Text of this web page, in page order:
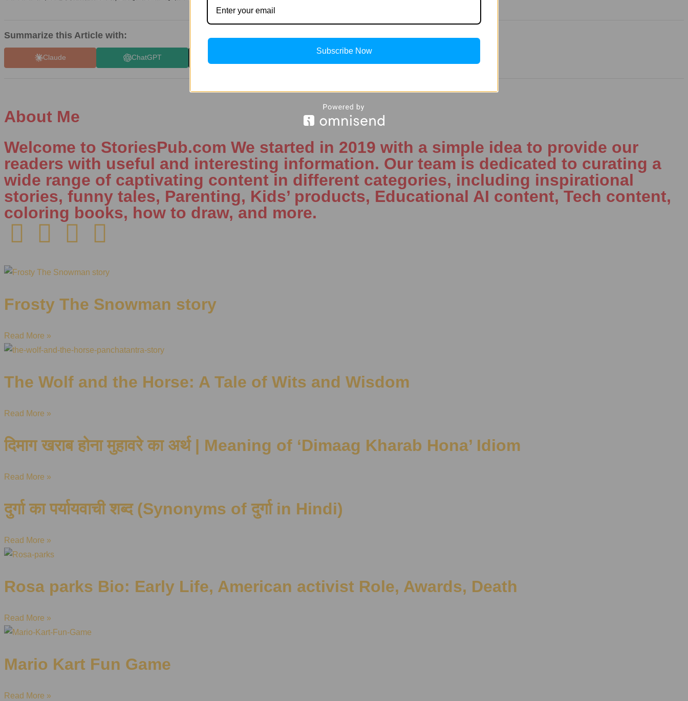
Summarize this Article with:
Claude ChatGPT
About Me
Welcome to StoriesPub.com We started in 2019 with a simple idea to provide our
readers with useful and interesting information. Our team is dedicated to curating a
wide range of captivating content in different categories, including inspirational
stories, funny tales, Parenting, Kids’ products, Educational AI content, Tech content,
coloring books, how to draw, and more.
Frosty The Snowman story
Read More »
The Wolf and the Horse: A Tale of Wits and Wisdom
Read More »
दिमाग खराब होना मुहावरे का अर्थ | Meaning of ‘Dimaag Kharab Hona’ Idiom
Read More »
दुर्गा का पर्यायवाची शब्द (Synonyms of दुर्गा in Hindi)
Read More »
Rosa parks Bio: Early Life, American activist Role, Awards, Death
Read More »
Mario Kart Fun Game
Read More »
Subscribe Now